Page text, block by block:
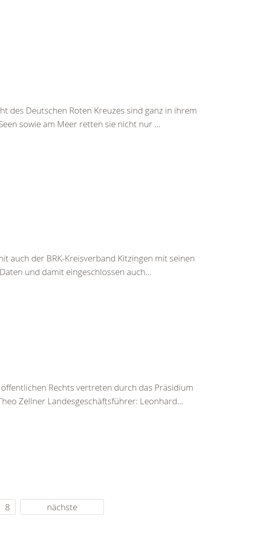
des Deutschen Roten Kreuzes sind ganz in ihrem
sowie am Meer retten sie nicht nur ...
auch der BRK-Kreisverband Kitzingen mit seinen
und damit eingeschlossen auch...
Rechts vertreten durch das Präsidium
Zellner Landesgeschäftsführer: Leonhard...
8 nächste